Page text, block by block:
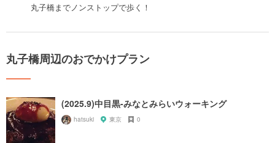
丸子橋までノンストップで歩く！
丸子橋周辺のおでかけプラン
(2025.9)中目黒-みなとみらいウォーキング
hatsuki 東京 0